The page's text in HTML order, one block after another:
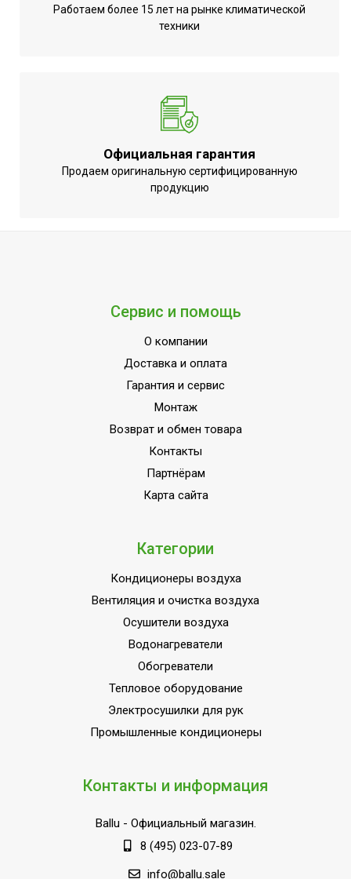
Работаем более 15 лет на рынке климатической
техники
Официальная гарантия
Продаем оригинальную сертифицированную
продукцию
Сервис и помощь
О компании
Доставка и оплата
Гарантия и сервис
Монтаж
Возврат и обмен товара
Контакты
Партнёрам
Карта сайта
Категории
Кондиционеры воздуха
Вентиляция и очистка воздуха
Осушители воздуха
Водонагреватели
Обогреватели
Тепловое оборудование
Электросушилки для рук
Промышленные кондиционеры
Контакты и информация
Ballu - Официальный магазин.
8 (495) 023-07-89
info@ballu.sale